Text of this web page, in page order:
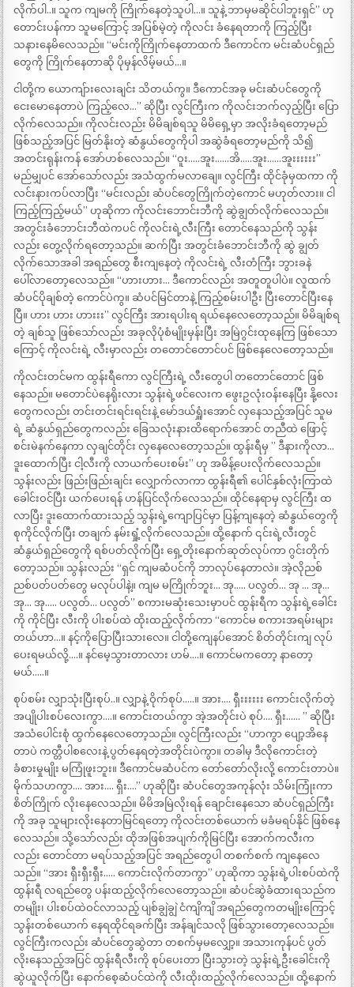
လိုက်ပါ..။ သူက ကျမကို ကြိုက်နေတဲ့သူပါ…။ သူနဲ့ ဘာမှမဆိုင်ပါဘူးရှင်” ဟု
တောင်းပန်ကာ သူမကြောင့် အပြစ်မဲ့တဲ့ ကိုလင်း ခံနေရတာကို ကြည့်ပြီး
သနားနေမိလေသည်။ “မင်းကိုကြိုက်နေတာထက် ဒီကောင်က မင်းဆံပင်ရှည်
တွေကို ကြိုက်နေတာဆို ပိုမှန်လိမ့်မယ်…။
ငါတို့က ယောကျ်ားလေးချင်း သိတယ်ကွ။ ဒီကောင်အခု မင်းဆံပင်တွေကို
ငေးမောနေတာပဲ ကြည့်လေ…” ဆိုပြီး လွင်ကြီးက ကိုလင်းဘက်လှည့်ပြီး ပြော
လိုက်လေသည်။ ကိုလင်းလည်း မိမိချစ်ရသူ မိမိရှေ့မှာ အလိုးခံရတော့မည်
ဖြစ်သည့်အပြင် မြတ်နိုးတဲ့ ဆံနွယ်တွေကိုပါ အဆွဲခံရတော့မည်ကို သိ၍
အတင်းရုန်းကန် အော်ဟစ်လေသည်။ “ဝူး…..အူး……အိ…..အူး……အူးးးးးး”
မည်မျှပင် အော်သော်လည်း အသံထွက်မလာချေ။ လွင်ကြီး ထိုင်ခုံမှထကာ ကို
လင်းနားကပ်လာပြီး “မင်းလည်း ဆံပင်တွေကြိုက်တဲ့ကောင် မဟုတ်လား။ ငါ
ကြည့်ကြည့်မယ်” ဟုဆိုကာ ကိုလင်းဘောင်းဘီကို ဆွဲချွတ်လိုက်လေသည်။
အတွင်းခံဘောင်းဘီထဲကပင် ကိုလင်းရဲ့လီးကြီး တောင်နေသည်ကို သွန်း
လည်း တွေ့လိုက်ရတော့သည်။ ဆက်ပြီး အတွင်းခံဘောင်းဘီကို ဆွဲ ချွတ်
လိုက်သောအခါ အရည်တွေ စီးကျနေတဲ့ ကိုလင်းရဲ့ လီးတံကြီး ဘွားခနဲ
ပေါ်လာတော့လေသည်။ “ဟားဟား… ဒီကောင်လည်း အတူတူပါပဲ။ လူထက်
ဆံပင်ပိုချစ်တဲ့ ကောင်ပဲကွ။ ဆံပင်မြင်တာနဲ့ ကြည့်စမ်းပါဦး ပြီးတောင်ပြီးနေ
ပြီ။ ဟား ဟား ဟားးး” လွင်ကြီး အားရပါးရ ရယ်နေလေတော့သည်။ မိမိချစ်ရ
တဲ့ ချစ်သူ ဖြစ်သော်လည်း အခုလိုပုံစံမျိုးမှန်းပြီး အမြဲဂွင်းထုနေကြ ဖြစ်သော
ကြောင့် ကိုလင်းရဲ့ လီးမှာလည်း တတောင်တောင်ပင် ဖြစ်နေလေတော့သည်။
ကိုလင်းတင်မက ထွန်းရီကော လွင်ကြီးရဲ့ လီးတွေပါ တတောင်တောင် ဖြစ်
နေသည်။ မတောင်ပဲနေရိုးလား သွန်းရဲ့ဖင်လေးက ဖွေးဥလုံးဝန်းနေပြီး နို့လေး
တွေကလည်း တင်းတင်းရင်းရင်းနဲ့ မော်ဒယ်ရှူံးအောင် လှနေသည့်အပြင် သူမ
ရဲ့ ဆံနွယ်ရှည်တွေကလည်း ခြေသလုံးနားထိရောက်အောင် တညီထဲ ဖြောင့်
စင်းမဲနက်နေကာ လှချင်တိုင်း လှနေလေတော့သည်။ ထွန်းရီမှ ” ဒီနားကိုလာ…
ဒူးထောက်ပြီး ငါ့လီးကို လာယက်ပေးစမ်း” ဟု အမိန့်ပေးလိုက်လေသည်။
သွန်းလည်း ဖြည်းဖြည်းချင်း လျှောက်လာကာ ထွန်းရီ၏ ပေါင်နှစ်လုံးကြာထဲ
ခေါင်းဝင်ပြီး ယက်ပေးရန် ဟန်ပြင်လိုက်လေသည်။ ထိုင်နေရာမှ လွင်ကြီး ထ
လာပြီး ဒူးထောက်ထားသည့် သွန်းရဲ့ကျောပြင်မှာ ပြန့်ကျနေတဲ့ ဆံနွယ်တွေကို
စုကိုင်လိုက်ပြီး တချက် နမ်းရှုံ့လိုက်လေသည်။ ထို့နောက် ၎င်းရဲ့လီးတွင်
ဆံနွယ်ရှည်တွေကို ရစ်ပတ်လိုက်ပြီး ရှေ့တိုးနောက်ဆုတ်လုပ်ကာ ဂွင်းတိုက်
တော့သည်။ သွန်းလည်း “ရှင် ကျမဆံပင်ကို ဘာလုပ်နေတာလဲ။ အဲ့လိုညစ်
ညစ်ပတ်ပတ်တွေ မလုပ်ပါနဲ့။ ကျမ မကြိုက်ဘူး… အု….. ပလွတ်… အု … အု…
အု… အု….. ပလွတ်… ပလွတ်” စကားမဆုံးသေးမှာပင် ထွန်းရီက သွန်းရဲ့ခေါင်း
ကို ကိုင်ပြီး လီးကို ပါးစပ်ထဲ ထိုးထည့်လိုက်ကာ “ကောင်မ စကားအရမ်းများ
တယ်ဟာ…။ နင့်ကိုပြောပြီးသားလေ။ ငါတို့ကျေနပ်အောင် စိတ်တိုင်းကျ လုပ်
ပေးရမယ်လို့….။ နင်မေ့သွားတာလား ဟမ်….။ ကောင်မကတော့ နာတော့
မယ်…..။
စုပ်စမ်း လျှာသုံးပြီးစုပ်..။ လျှာနဲ့ ဝိုက်စုပ်…..။ အား…. ရှီးးးးးး ကောင်းလိုက်တဲ့
အပျိုပါးစပ်လေးကွာ….။ ကောင်းတယ်ကွာ အဲ့အတိုင်းပဲ စုပ်…. ရှီး…… ” ဆိုပြီး
အသံပေါင်းစုံ ထွက်နေလေတော့သည်။ လွင်ကြီးလည်း “ဟာကွာ ပျော့အိနေ
တာပဲ ကတ္တီပါစလေးနဲ့ ပွတ်နေရတဲ့အတိုင်းပဲကွာ။ တခါမှ ဒီလိုကောင်းတဲ့
ခံစားမှုမျိုး မကြုံဖူးဘူး။ ဒီကောင်မဆံပင်က တော်တော်လိုးလို့ ကောင်းတာပဲ။
မိုက်သဟကွာ…. အား…. ရှီး….” ဟုဆိုပြီး ဆံပင်တွေအကုန်လုံး သိမ်းကြုံးကာ
စိတ်ကြိုက် လိုးနေလေသည်။ မိမိအမြဲလိုးရန် ချောင်းနေသော ဆံပင်ရှည်ကြီး
ကို အခု သူများလိုးနေတာမြင်ရတော့ ကိုလင်းတစ်ယောက် မခံမရပ်နိုင် ဖြစ်နေ
လေသည်။ သို့သော်လည်း ထိုအဖြစ်အပျက်ကိုမြင်ပြီး အောက်ကလီးက
လည်း တောင်တာ မရပ်သည့်အပြင် အရည်တွေပါ တစက်စက် ကျနေလေ
သည်။ “အား ရှီးရှီးရှီး….. ကောင်းလိုက်တာကွာ” ဟုဆိုကာ သွန်းရဲ့ပါးစပ်ထဲကို
ထွန်းရီ လရည်တွေ ပန်းထည့်လိုက်လေတော့သည်။ ဆံပင်ဆွဲခံထားရသည်က
တမျိုး၊ ပါးစပ်ထဲဝင်လာသည့် ပျစ်ချွဲချွဲ ငံကျိကျိ အရည်တွေကတမျိုးကြောင့်
သွန်းတစ်ယောက် နေရထိုင်ရခက်ပြီး အန်ချင်သလို ဖြစ်သွားတော့လေသည်။
လွင်ကြီးကလည်း ဆံပင်တွေဆွဲတာ တစက်မှမလျှော့။ အသားကုန်ပင် ပွတ်
လိုးနေသည့်အပြင် ထွန်းရီလီးကို စုပ်ပေးတာ ပြီးသွားတဲ့ သွန်းရဲ့ဦးခေါင်းကို
ဆွဲယူလိုက်ပြီး နောက်စေ့ဆံပင်ထဲကို လီးထိုးထည့်လိုက်လေသည်။ ထို့နောက်